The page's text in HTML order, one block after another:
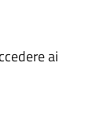
ai